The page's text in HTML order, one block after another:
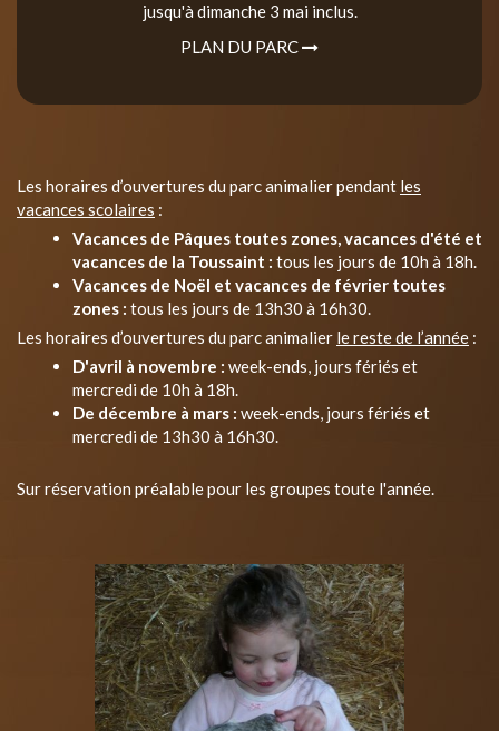
jusqu'à dimanche 3 mai inclus.
PLAN DU PARC
Les horaires d’ouvertures du parc animalier pendant les
vacances scolaires :
Vacances de Pâques toutes zones, vacances d'été et
vacances de la Toussaint : tous les jours de 10h à 18h.
Vacances de Noël et vacances de février toutes
zones : tous les jours de 13h30 à 16h30.
Les horaires d’ouvertures du parc animalier le reste de l’année :
D'avril à novembre : week-ends, jours fériés et
mercredi de 10h à 18h.
De décembre à mars : week-ends, jours fériés et
mercredi de 13h30 à 16h30.
Sur réservation préalable pour les groupes toute l'année.